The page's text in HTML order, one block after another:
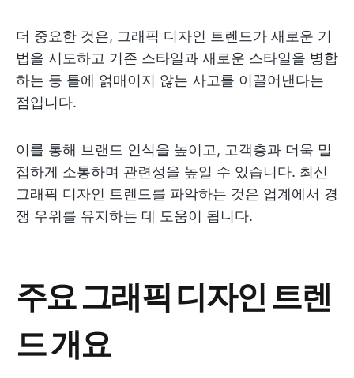
더 중요한 것은, 그래픽 디자인 트렌드가 새로운 기
법을 시도하고 기존 스타일과 새로운 스타일을 병합
하는 등 틀에 얽매이지 않는 사고를 이끌어낸다는
점입니다.
이를 통해 브랜드 인식을 높이고, 고객층과 더욱 밀
접하게 소통하며 관련성을 높일 수 있습니다. 최신
그래픽 디자인 트렌드를 파악하는 것은 업계에서 경
쟁 우위를 유지하는 데 도움이 됩니다.
주요 그래픽 디자인 트렌
드 개요